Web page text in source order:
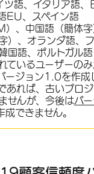
ルスの配信
る
19ソリューショ
COVID-19 XMソリュ
語、イタリア語、
EU、スペイン語
）、中国語（簡体
）、オランダ語、
国語、ポルトガル語
ているユーザーの
ージョン1.0を作成
あれば、古いプロ
せんが、今後はバ
成できません。